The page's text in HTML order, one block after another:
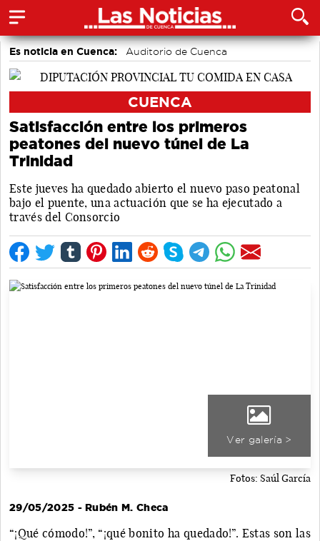
Es noticia en Cuenca: Auditorio de Cuenca
CUENCA
Satisfacción entre los primeros
peatones del nuevo túnel de La
Trinidad
Este jueves ha quedado abierto el nuevo paso peatonal
bajo el puente, una actuación que se ha ejecutado a
través del Consorcio
Ver galería >
Fotos: Saúl García
29/05/2025 - Rubén M. Checa
“¡Qué cómodo!”, “¡qué bonito ha quedado!”. Estas son las